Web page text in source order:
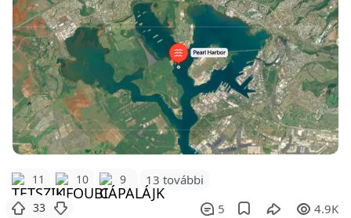
11 10 9 13 további
33 5 4.9K